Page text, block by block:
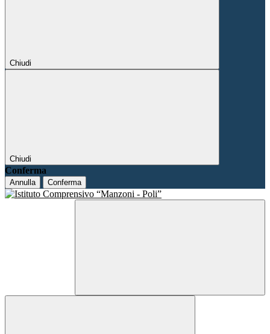
Chiudi
Chiudi
Conferma
Annulla Conferma